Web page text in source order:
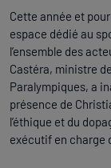
Cette année et
espace dédié au
l’ensemble des
Castéra, ministre
Paralympiques, a
présence de
l’éthique et du
exécutif en charge